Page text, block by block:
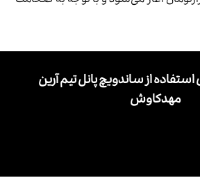
از ساندویچ پانل تیم آرین
مهدکاوش